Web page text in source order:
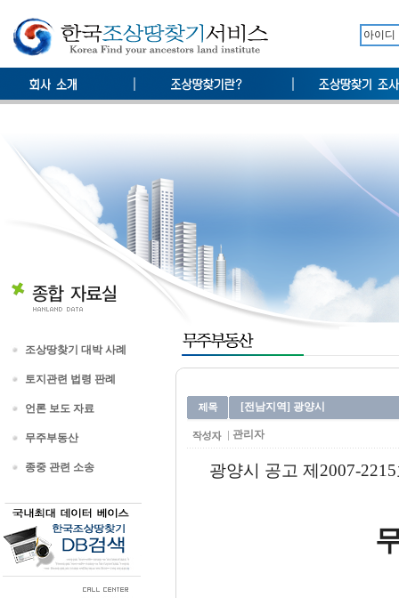
조상땅찾기 대박 사례
토지관련 법령 판례
언론 보도 자료
무주부동산
종중 관련 소송
[전남지역] 광양시
관리자
광양시 공고 제2007-